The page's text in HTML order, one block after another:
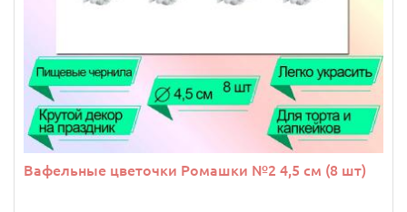
Вафельные цветочки Ромашки №2 4,5 см (8 шт)